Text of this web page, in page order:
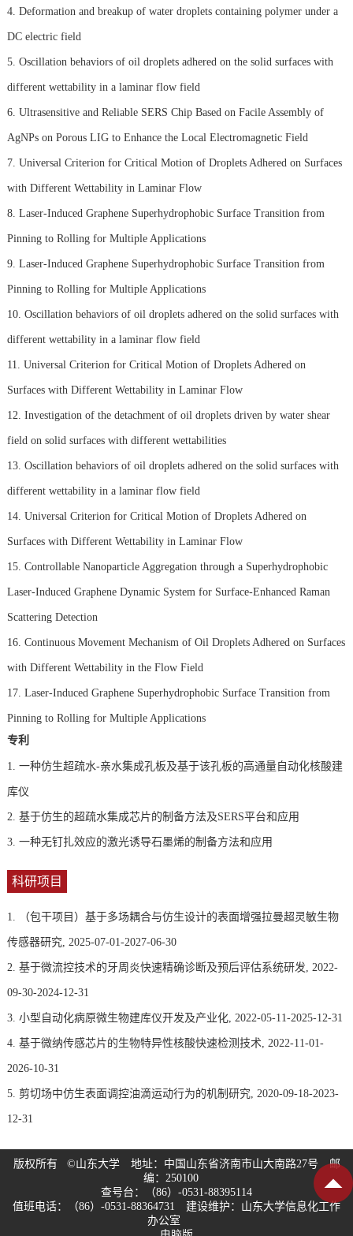
4. Deformation and breakup of water droplets containing polymer under a
DC electric field
5. Oscillation behaviors of oil droplets adhered on the solid surfaces with
different wettability in a laminar flow field
6. Ultrasensitive and Reliable SERS Chip Based on Facile Assembly of
AgNPs on Porous LIG to Enhance the Local Electromagnetic Field
7. Universal Criterion for Critical Motion of Droplets Adhered on Surfaces
with Different Wettability in Laminar Flow
8. Laser-Induced Graphene Superhydrophobic Surface Transition from
Pinning to Rolling for Multiple Applications
9. Laser-Induced Graphene Superhydrophobic Surface Transition from
Pinning to Rolling for Multiple Applications
10. Oscillation behaviors of oil droplets adhered on the solid surfaces with
different wettability in a laminar flow field
11. Universal Criterion for Critical Motion of Droplets Adhered on
Surfaces with Different Wettability in Laminar Flow
12. Investigation of the detachment of oil droplets driven by water shear
field on solid surfaces with different wettabilities
13. Oscillation behaviors of oil droplets adhered on the solid surfaces with
different wettability in a laminar flow field
14. Universal Criterion for Critical Motion of Droplets Adhered on
Surfaces with Different Wettability in Laminar Flow
15. Controllable Nanoparticle Aggregation through a Superhydrophobic
Laser-Induced Graphene Dynamic System for Surface-Enhanced Raman
Scattering Detection
16. Continuous Movement Mechanism of Oil Droplets Adhered on Surfaces
with Different Wettability in the Flow Field
17. Laser-Induced Graphene Superhydrophobic Surface Transition from
Pinning to Rolling for Multiple Applications
专利
1. 一种仿生超疏水-亲水集成孔板及基于该孔板的高通量自动化核酸建
库仪
2. 基于仿生的超疏水集成芯片的制备方法及SERS平台和应用
3. 一种无钉扎效应的激光诱导石墨烯的制备方法和应用
科研项目
1. （包干项目）基于多场耦合与仿生设计的表面增强拉曼超灵敏生物
传感器研究, 2025-07-01-2027-06-30
2. 基于微流控技术的牙周炎快速精确诊断及预后评估系统研发, 2022-
09-30-2024-12-31
3. 小型自动化病原微生物建库仪开发及产业化, 2022-05-11-2025-12-31
4. 基于微纳传感芯片的生物特异性核酸快速检测技术, 2022-11-01-
2026-10-31
5. 剪切场中仿生表面调控油滴运动行为的机制研究, 2020-09-18-2023-
12-31
版权所有 ©山东大学 地址：中国山东省济南市山大南路27号 邮
编：250100
查号台：（86）-0531-88395114
值班电话：（86）-0531-88364731 建设维护：山东大学信息化工作
办公室